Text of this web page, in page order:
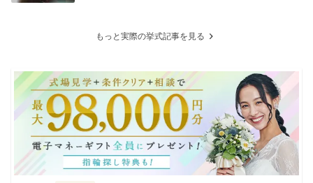
もっと実際の挙式記事を見る